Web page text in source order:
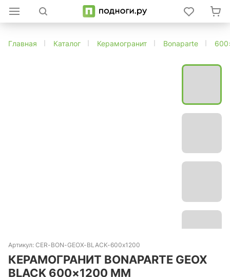
Главная Каталог Керамогранит Bonaparte
Артикул: CER-BON-GEOX-BLACK-600х1200
КЕРАМОГРАНИТ BONAPARTE GEOX
BLACK 600×1200 ММ